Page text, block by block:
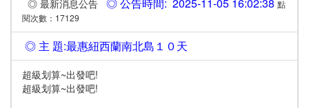
◎ 最新消息公告
點
閱次數：17129
◎ 主 題:最惠紐西蘭南北島１０天
超級划算~出發吧!
超級划算~出發吧!